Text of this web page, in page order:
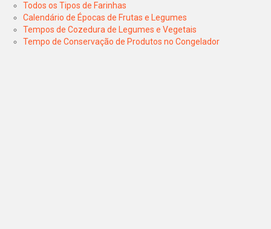
Todos os Tipos de Farinhas
Calendário de Épocas de Frutas e Legumes
Tempos de Cozedura de Legumes e Vegetais
Tempo de Conservação de Produtos no Congelador